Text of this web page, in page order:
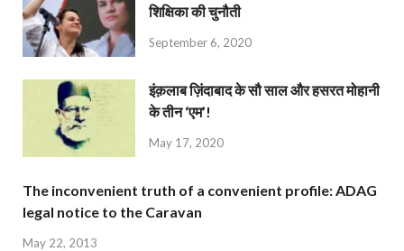
शिक्षिका की चुनौती
September 6, 2020
इंक़लाब ज़िंदाबाद के सौ साल और हसरत मोहानी
के तीन ‘एम’!
May 17, 2020
The inconvenient truth of a convenient profile: ADAG
legal notice to the Caravan
May 22, 2013